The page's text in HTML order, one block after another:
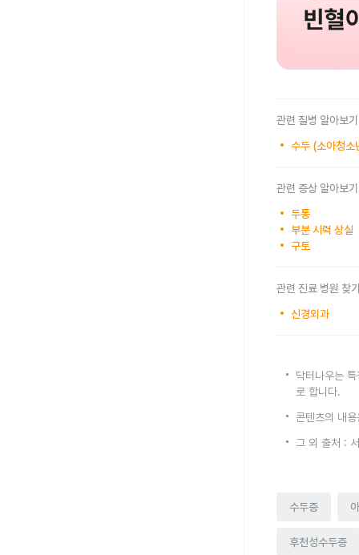
관련 질병 알아보기
수두 (소아청소
관련 증상 알아보기
두통
부분 시력 상실
구토
관련 진료 병원 찾
신경외과
닥터나우는
로 합니다.
콘텐츠의 내
그 외 출처 :
수두증
후천성수두증